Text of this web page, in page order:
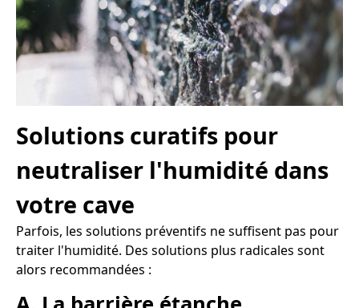
Solutions curatifs pour
neutraliser l'humidité dans
votre cave
Parfois, les solutions préventifs ne suffisent pas pour
traiter l'humidité. Des solutions plus radicales sont
alors recommandées :